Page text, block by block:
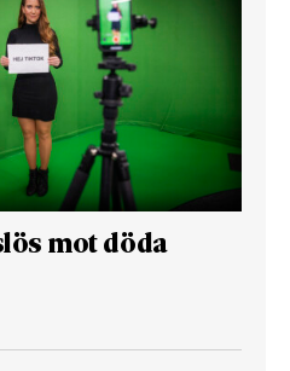
mot döda